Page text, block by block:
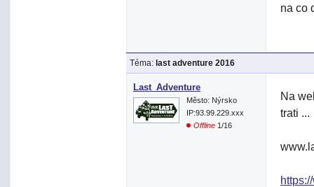
na co
Téma: last adventure 2016
Last_Adventure
Město: Nýrsko
IP:93.99.229.xxx
Offline 1/16
Na
trati ...